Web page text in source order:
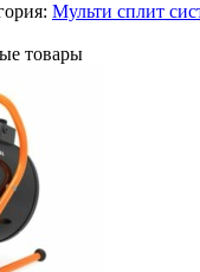
Мульти сплит
товары